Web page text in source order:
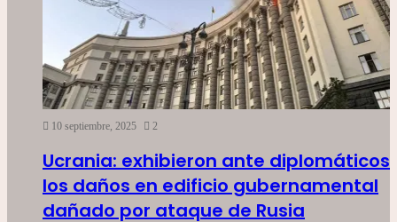
10 septiembre, 2025 2
Ucrania: exhibieron ante diplomáticos
los daños en edificio gubernamental
dañado por ataque de Rusia